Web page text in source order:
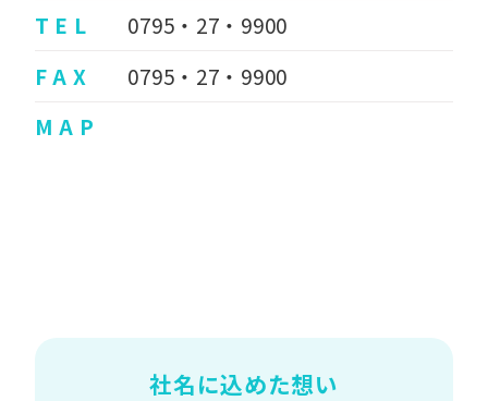
T E L
0795・27・9900
F A X
0795・27・9900
M A P
社名に込めた想い